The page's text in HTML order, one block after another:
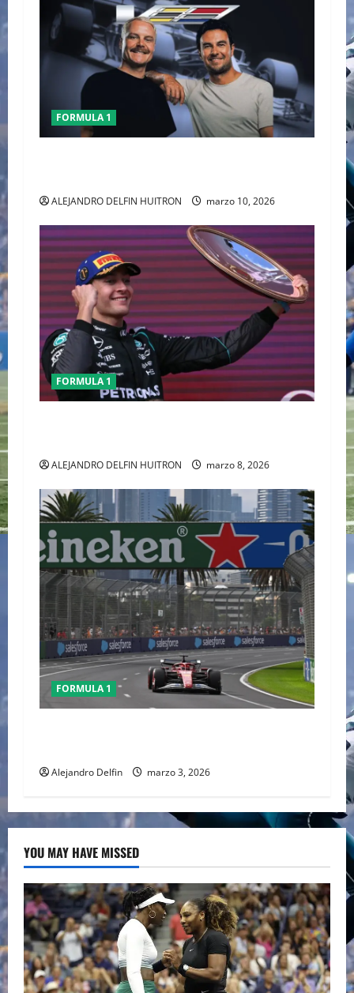
FORMULA 1
ALEJANDRO DELFIN HUITRON marzo 10, 2026
FORMULA 1
ALEJANDRO DELFIN HUITRON marzo 8, 2026
FORMULA 1
Alejandro Delfin marzo 3, 2026
YOU MAY HAVE MISSED